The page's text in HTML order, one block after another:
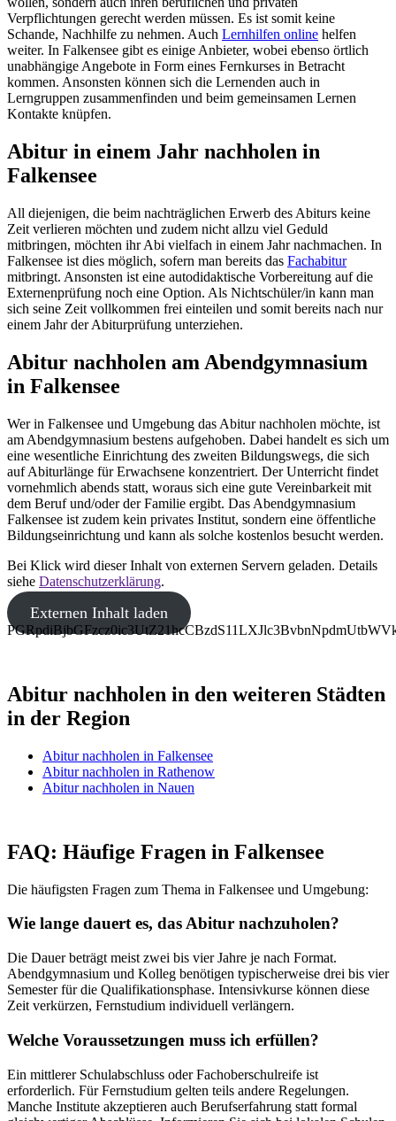
Verpflichtungen gerecht werden müssen. Es ist somit keine
Schande, Nachhilfe zu nehmen. Auch Lernhilfen online helfen
weiter. In Falkensee gibt es einige Anbieter, wobei ebenso örtlich
unabhängige Angebote in Form eines Fernkurses in Betracht
kommen. Ansonsten können sich die Lernenden auch in
Lerngruppen zusammenfinden und beim gemeinsamen Lernen
Kontakte knüpfen.
Abitur in einem Jahr nachholen in
Falkensee
All diejenigen, die beim nachträglichen Erwerb des Abiturs keine
Zeit verlieren möchten und zudem nicht allzu viel Geduld
mitbringen, möchten ihr Abi vielfach in einem Jahr nachmachen. In
Falkensee ist dies möglich, sofern man bereits das Fachabitur
mitbringt. Ansonsten ist eine autodidaktische Vorbereitung auf die
Externenprüfung noch eine Option. Als Nichtschüler/in kann man
sich seine Zeit vollkommen frei einteilen und somit bereits nach nur
einem Jahr der Abiturprüfung unterziehen.
Abitur nachholen am Abendgymnasium
in Falkensee
Wer in Falkensee und Umgebung das Abitur nachholen möchte, ist
am Abendgymnasium bestens aufgehoben. Dabei handelt es sich um
eine wesentliche Einrichtung des zweiten Bildungswegs, die sich
auf Abiturlänge für Erwachsene konzentriert. Der Unterricht findet
vornehmlich abends statt, woraus sich eine gute Vereinbarkeit mit
dem Beruf und/oder der Familie ergibt. Das Abendgymnasium
Falkensee ist zudem kein privates Institut, sondern eine öffentliche
Bildungseinrichtung und kann als solche kostenlos besucht werden.
Bei Klick wird dieser Inhalt von externen Servern geladen. Details
siehe Datenschutzerklärung.
Externen Inhalt laden
Abitur nachholen in den weiteren Städten
in der Region
Abitur nachholen in Falkensee
Abitur nachholen in Rathenow
Abitur nachholen in Nauen
FAQ: Häufige Fragen in Falkensee
Die häufigsten Fragen zum Thema in Falkensee und Umgebung:
Wie lange dauert es, das Abitur nachzuholen?
Die Dauer beträgt meist zwei bis vier Jahre je nach Format.
Abendgymnasium und Kolleg benötigen typischerweise drei bis vier
Semester für die Qualifikationsphase. Intensivkurse können diese
Zeit verkürzen, Fernstudium individuell verlängern.
Welche Voraussetzungen muss ich erfüllen?
Ein mittlerer Schulabschluss oder Fachoberschulreife ist
erforderlich. Für Fernstudium gelten teils andere Regelungen.
Manche Institute akzeptieren auch Berufserfahrung statt formal